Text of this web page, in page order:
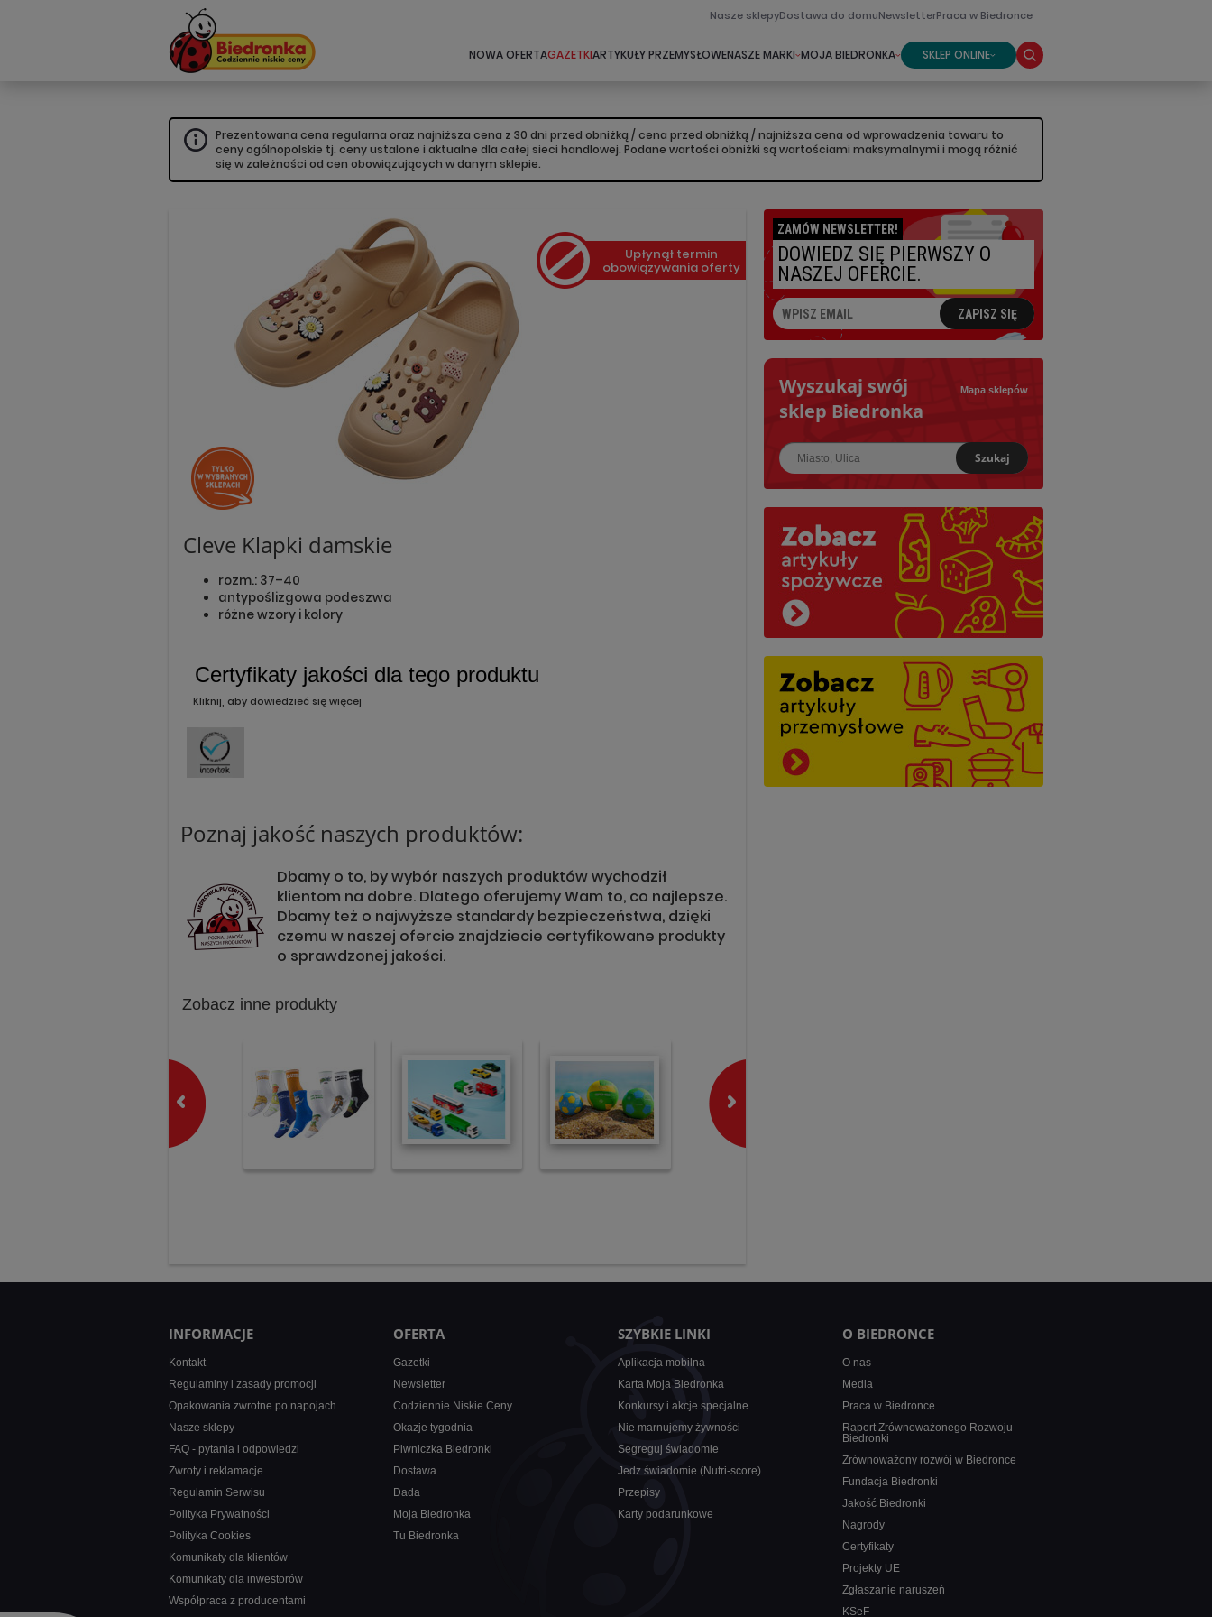
Nasze sklepyDostawa do domuNewsletterPraca w Biedronce
NOWA OFERTAGAZETKIARTYKUŁY PRZEMYSŁOWENASZE MARKI MOJA BIEDRONKA SKLEP ONLINE
Prezentowana cena regularna oraz najniższa cena z 30 dni przed obniżką / cena przed obniżką / najniższa cena od wprowadzenia towaru to
ceny ogólnopolskie tj. ceny ustalone i aktualne dla całej sieci handlowej. Podane wartości obniżki są wartościami maksymalnymi i mogą różnić
się w zależności od cen obowiązujących w danym sklepie.
Upłynął termin
obowiązywania oferty
Cleve Klapki damskie
rozm.: 37–40
antypoślizgowa podeszwa
różne wzory i kolory
Certyfikaty jakości dla tego produktu
Kliknij, aby dowiedzieć się więcej
Poznaj jakość naszych produktów:
Dbamy o to, by wybór naszych produktów wychodził
klientom na dobre. Dlatego oferujemy Wam to, co najlepsze.
Dbamy też o najwyższe standardy bezpieczeństwa, dzięki
czemu w naszej ofercie znajdziecie certyfikowane produkty
o sprawdzonej jakości.
Zobacz inne produkty
ZAMÓW NEWSLETTER!
DOWIEDZ SIĘ PIERWSZY O
NASZEJ OFERCIE.
ZAPISZ SIĘ
Wyszukaj swój
sklep Biedronka
Mapa sklepów
Szukaj
INFORMACJE
Kontakt
Regulaminy i zasady promocji
Opakowania zwrotne po napojach
Nasze sklepy
FAQ - pytania i odpowiedzi
Zwroty i reklamacje
Regulamin Serwisu
Polityka Prywatności
Polityka Cookies
Komunikaty dla klientów
Komunikaty dla inwestorów
Współpraca z producentami
OFERTA
Gazetki
Newsletter
Codziennie Niskie Ceny
Okazje tygodnia
Piwniczka Biedronki
Dostawa
Dada
Moja Biedronka
Tu Biedronka
SZYBKIE LINKI
Aplikacja mobilna
Karta Moja Biedronka
Konkursy i akcje specjalne
Nie marnujemy żywności
Segreguj świadomie
Jedz świadomie (Nutri-score)
Przepisy
Karty podarunkowe
O BIEDRONCE
O nas
Media
Praca w Biedronce
Raport Zrównoważonego Rozwoju
Biedronki
Zrównoważony rozwój w Biedronce
Fundacja Biedronki
Jakość Biedronki
Nagrody
Certyfikaty
Projekty UE
Zgłaszanie naruszeń
KSeF